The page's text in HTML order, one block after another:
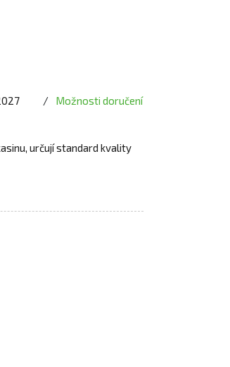
Možnosti doručení
určují standard kvality